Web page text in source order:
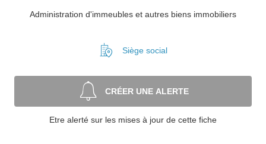
Administration d'immeubles et autres biens immobiliers
Siège social
CRÉER UNE ALERTE
Etre alerté sur les mises à jour de cette fiche